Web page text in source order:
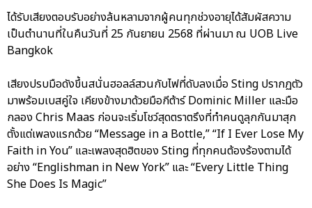
ได้รับเสียงตอบรับอย่างล้นหลามจากผู้คนทุกช่วงอายุได้สัมผัสความ
เป็นตำนานที่ในคืนวันที่ 25 กันยายน 2568 ที่ผ่านมา ณ UOB Live
Bangkok
เสียงปรบมือดังขึ้นสนั่นฮอลล์สวนกับไฟที่ดับลงเมื่อ Sting ปรากฏตัว
มาพร้อมเบสคู่ใจ เคียงข้างมาด้วยมือกีต้าร์ Dominic Miller และมือ
กลอง Chris Maas ก่อนจะเริ่มโชว์สุดตราตรึงที่ทำคนดูลุกกันมาสุก
ตั้งแต่เพลงแรกด้วย “Message in a Bottle,” “If I Ever Lose My
Faith in You” และเพลงสุดฮิตของ Sting ที่ทุกคนต้องร้องตามได้
อย่าง “Englishman in New York” และ “Every Little Thing
She Does Is Magic”